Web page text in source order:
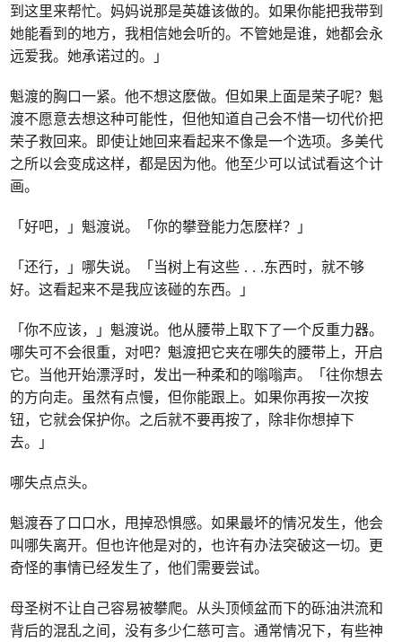
到这里来帮忙。妈妈说那是英雄该做的。如果你能把我带到
她能看到的地方，我相信她会听的。不管她是谁，她都会永
远爱我。她承诺过的。」
魁渡的胸口一紧。他不想这麽做。但如果上面是荣子呢？魁
渡不愿意去想这种可能性，但他知道自己会不惜一切代价把
荣子救回来。即使让她回来看起来不像是一个选项。多美代
之所以会变成这样，都是因为他。他至少可以试试看这个计
画。
「好吧，」魁渡说。「你的攀登能力怎麽样？」
「还行，」哪失说。「当树上有这些 . . .东西时，就不够
好。这看起来不是我应该碰的东西。」
「你不应该，」魁渡说。他从腰带上取下了一个反重力器。
哪失可不会很重，对吧？魁渡把它夹在哪失的腰带上，开启
它。当他开始漂浮时，发出一种柔和的嗡嗡声。「往你想去
的方向走。虽然有点慢，但你能跟上。如果你再按一次按
钮，它就会保护你。之后就不要再按了，除非你想掉下
去。」
哪失点点头。
魁渡吞了口口水，甩掉恐惧感。如果最坏的情况发生，他会
叫哪失离开。但也许他是对的，也许有办法突破这一切。更
奇怪的事情已经发生了，他们需要尝试。
母圣树不让自己容易被攀爬。从头顶倾盆而下的砾油洪流和
背后的混乱之间，没有多少仁慈可言。通常情况下，有些神